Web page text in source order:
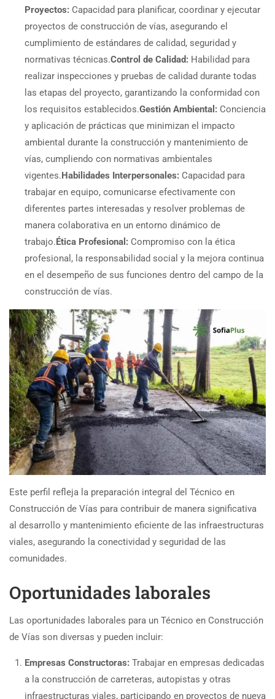
Proyectos: Capacidad para planificar, coordinar y ejecutar
proyectos de construcción de vías, asegurando el
cumplimiento de estándares de calidad, seguridad y
normativas técnicas.Control de Calidad: Habilidad para
realizar inspecciones y pruebas de calidad durante todas
las etapas del proyecto, garantizando la conformidad con
los requisitos establecidos.Gestión Ambiental: Conciencia
y aplicación de prácticas que minimizan el impacto
ambiental durante la construcción y mantenimiento de
vías, cumpliendo con normativas ambientales
vigentes.Habilidades Interpersonales: Capacidad para
trabajar en equipo, comunicarse efectivamente con
diferentes partes interesadas y resolver problemas de
manera colaborativa en un entorno dinámico de
trabajo.Ética Profesional: Compromiso con la ética
profesional, la responsabilidad social y la mejora continua
en el desempeño de sus funciones dentro del campo de la
construcción de vías.
Este perfil refleja la preparación integral del Técnico en
Construcción de Vías para contribuir de manera significativa
al desarrollo y mantenimiento eficiente de las infraestructuras
viales, asegurando la conectividad y seguridad de las
comunidades.
Oportunidades laborales
Las oportunidades laborales para un Técnico en Construcción
de Vías son diversas y pueden incluir:
Empresas Constructoras: Trabajar en empresas dedicadas
a la construcción de carreteras, autopistas y otras
infraestructuras viales, participando en proyectos de nueva